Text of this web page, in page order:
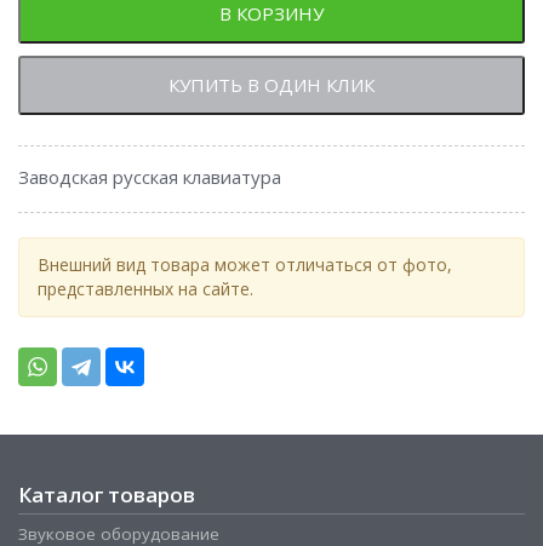
В КОРЗИНУ
КУПИТЬ В ОДИН КЛИК
Заводская русская клавиатура
Внешний вид товара может отличаться от фото,
представленных на сайте.
Каталог товаров
Звуковое оборудование